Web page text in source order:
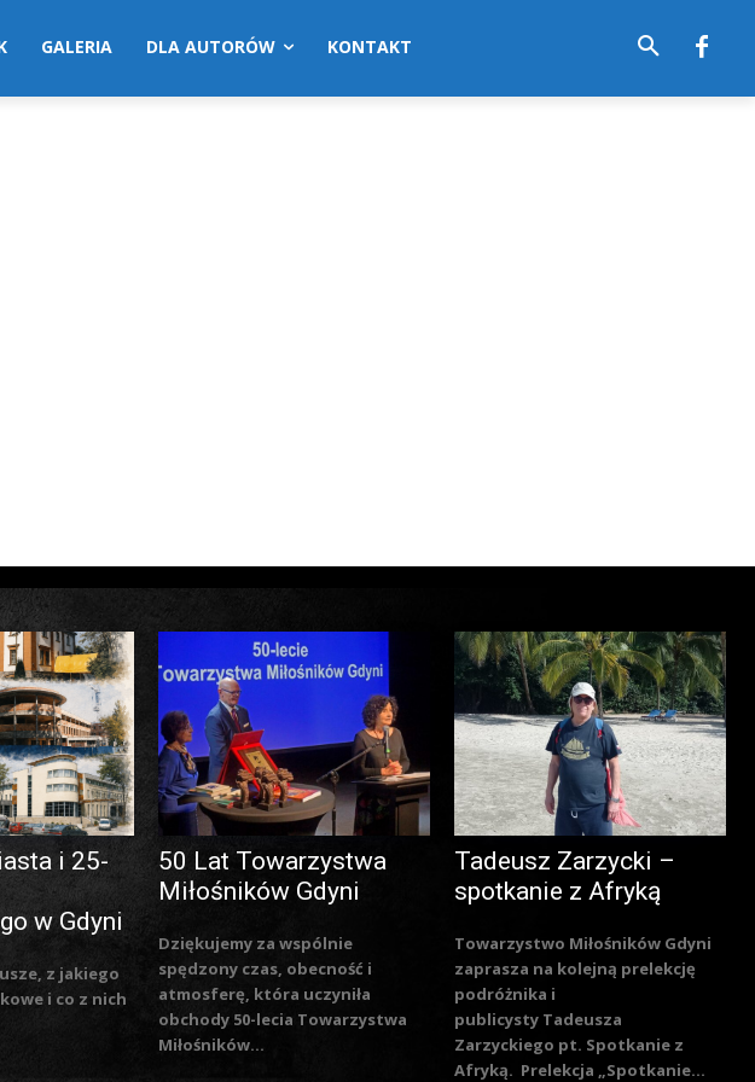
GALERIA DLA AUTORÓW KONTAKT
i 25-
w Gdyni
z jakiego
i co z nich
50 Lat Towarzystwa
Miłośników Gdyni
Dziękujemy za wspólnie
spędzony czas, obecność i
atmosferę, która uczyniła
obchody 50-lecia Towarzystwa
Miłośników...
Tadeusz Zarzycki –
spotkanie z Afryką
Towarzystwo Miłośników Gdyni
zaprasza na kolejną prelekcję
podróżnika i
publicysty Tadeusza
Zarzyckiego pt. Spotkanie z
Afryką. Prelekcja „Spotkanie...